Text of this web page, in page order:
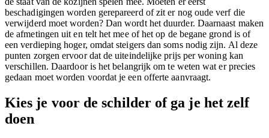
beschadigingen worden gerepareerd of zit er nog oude verf die
verwijderd moet worden? Dan wordt het duurder. Daarnaast maken
de afmetingen uit en telt het mee of het op de begane grond is of
een verdieping hoger, omdat steigers dan soms nodig zijn. Al deze
punten zorgen ervoor dat de uiteindelijke prijs per woning kan
verschillen. Daardoor is het belangrijk om te weten wat er precies
gedaan moet worden voordat je een offerte aanvraagt.
Kies je voor de schilder of ga je het zelf
doen